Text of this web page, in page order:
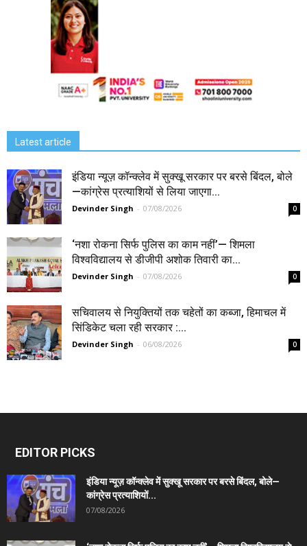
Latest article
इंडिया न्यूज़ कॉन्क्लेव में सुक्खू सरकार पर बरसे बिंदल, बोले
—कांग्रेस प्रत्याशियों से लिया जाएगा...
Devinder Singh - 07/08/2026 0
‘नशा रोकना सिर्फ पुलिस का काम नहीं’— शिमला
विश्वविद्यालय से डीजीपी अशोक तिवारी का...
Devinder Singh - 07/08/2026 0
सचिवालय से नियुक्तियों तक चहेतों का कब्जा, हिमाचल में
सिंडिकेट चला रही सरकार :...
Devinder Singh - 06/08/2026 0
EDITOR PICKS
इंडिया न्यूज़ कॉन्क्लेव में सुक्खू सरकार पर बरसे बिंदल, बोले—
कांग्रेस प्रत्याशियों...
07/08/2026